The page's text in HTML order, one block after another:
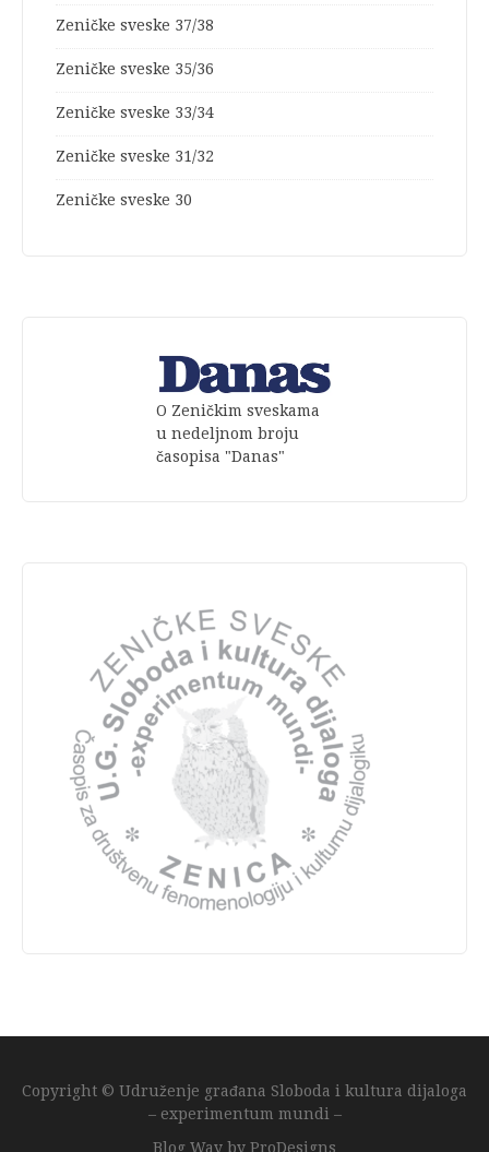
Zeničke sveske 37/38
Zeničke sveske 35/36
Zeničke sveske 33/34
Zeničke sveske 31/32
Zeničke sveske 30
O Zeničkim sveskama
u nedeljnom broju
časopisa "Danas"
Copyright © Udruženje građana Sloboda i kultura dijaloga
– experimentum mundi –
Blog Way by ProDesigns